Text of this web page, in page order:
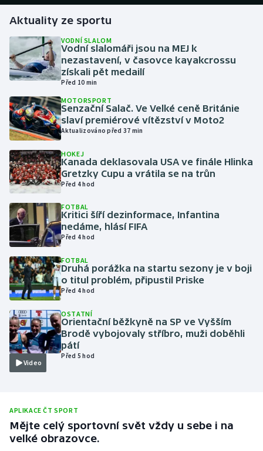
Golf
Gymnastika
Házená
Jezdectví
Judo
Krasobruslení
Lezení
Lyže a snowboard
Moderní pětiboj
Motorsport
Parasport
Plavání
Aktuality ze sportu
VODNÍ SLALOM
Vodní slalomáři jsou na MEJ k
nezastavení, v časovce kayakcrossu
získali pět medailí
Před 10 min
MOTORSPORT
Senzační Salač. Ve Velké ceně Británie
slaví premiérové vítězství v Moto2
Aktualizováno před 37 min
HOKEJ
Kanada deklasovala USA ve finále Hlinka
Gretzky Cupu a vrátila se na trůn
Před 4 hod
FOTBAL
Kritici šíří dezinformace, Infantina
nedáme, hlásí FIFA
Před 4 hod
FOTBAL
Druhá porážka na startu sezony je v boji
o titul problém, připustil Priske
Před 4 hod
Video
OSTATNÍ
Orientační běžkyně na SP ve Vyšším
Brodě vybojovaly stříbro, muži doběhli
pátí
Před 5 hod
APLIKACE ČT SPORT
Mějte celý sportovní svět vždy u sebe i na
velké obrazovce.